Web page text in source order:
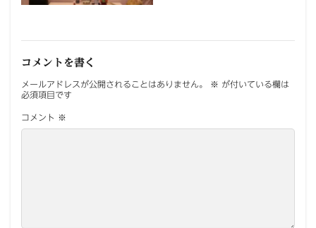
コメントを書く
メールアドレスが公開されることはありません。 ※ が付いている欄は
必須項目です
コメント ※